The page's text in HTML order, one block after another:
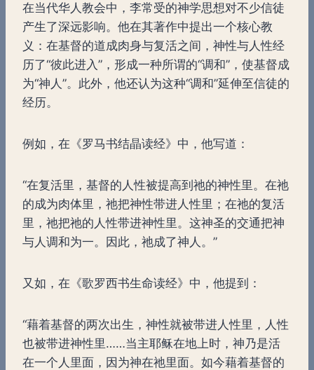
在当代华人教会中，李常受的神学思想对不少信徒
产生了深远影响。他在其著作中提出一个核心教
义：在基督的道成肉身与复活之间，神性与人性经
历了“彼此进入”，形成一种所谓的“调和”，使基督成
为“神人”。此外，他还认为这种“调和”延伸至信徒的
经历。
例如，在《罗马书结晶读经》中，他写道：
“在复活里，基督的人性被提高到祂的神性里。在祂
的成为肉体里，祂把神性带进人性里；在祂的复活
里，祂把祂的人性带进神性里。这神圣的交通把神
与人调和为一。因此，祂成了神人。”
又如，在《歌罗西书生命读经》中，他提到：
“藉着基督的两次出生，神性就被带进人性里，人性
也被带进神性里……当主耶稣在地上时，神乃是活
在一个人里面，因为神在祂里面。如今藉着基督的